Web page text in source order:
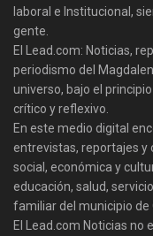
laboral e Institucional,
gente.
El Lead.com: Noticias,
periodismo del
universo, bajo el
crítico y reflexivo.
En este medio digital
entrevistas, reportajes y
social, económica y
educación, salud,
familiar del municipio de
El Lead.com Noticias no